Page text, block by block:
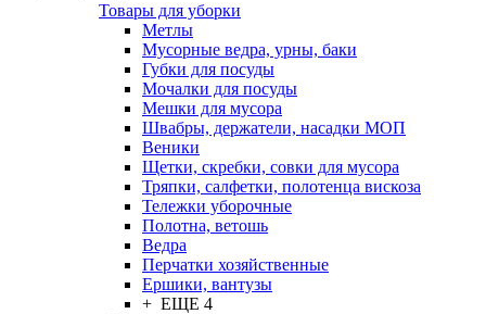
Товары для уборки
Метлы
Мусорные ведра, урны, баки
Губки для посуды
Мочалки для посуды
Мешки для мусора
Швабры, держатели, насадки МОП
Веники
Щетки, скребки, совки для мусора
Тряпки, салфетки, полотенца вискоза
Тележки уборочные
Полотна, ветошь
Ведра
Перчатки хозяйственные
Ершики, вантузы
+ ЕЩЕ 4